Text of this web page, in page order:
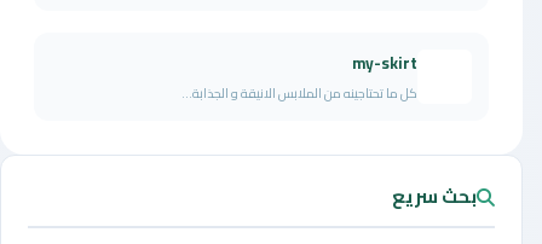
my-skirt
كل ما تحتاجينه من الملابس الانيقة و الجذابة...
بحث سريع